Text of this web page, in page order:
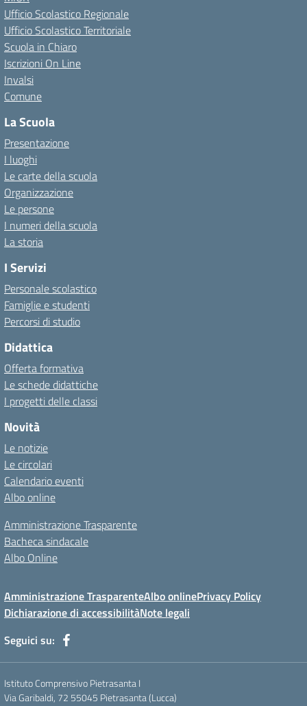
Ufficio Scolastico Regionale
Ufficio Scolastico Territoriale
Scuola in Chiaro
Iscrizioni On Line
Invalsi
Comune
La Scuola
Presentazione
I luoghi
Le carte della scuola
Organizzazione
Le persone
I numeri della scuola
La storia
I Servizi
Personale scolastico
Famiglie e studenti
Percorsi di studio
Didattica
Offerta formativa
Le schede didattiche
I progetti delle classi
Novità
Le notizie
Le circolari
Calendario eventi
Albo online
Amministrazione Trasparente
Bacheca sindacale
Albo Online
Amministrazione TrasparenteAlbo onlinePrivacy Policy
Dichiarazione di accessibilitàNote legali
Seguici su:
Istituto Comprensivo Pietrasanta I
Via Garibaldi, 72 55045 Pietrasanta (Lucca)